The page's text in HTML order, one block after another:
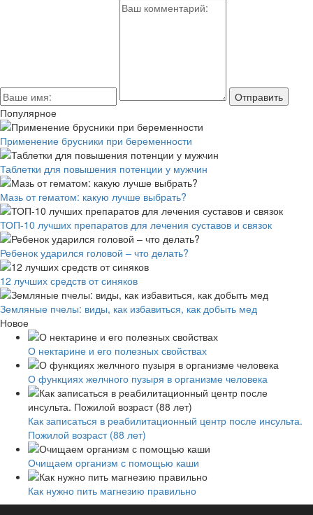
Популярное
Применение брусники при беременности
Таблетки для повышения потенции у мужчин
Мазь от гематом: какую лучше выбрать?
ТОП-10 лучших препаратов для лечения суставов и связок
Ребенок ударился головой – что делать?
12 лучших средств от синяков
Земляные пчелы: виды, как избавиться, как добыть мед
Новое
О нектарине и его полезных свойствах
О функциях желчного пузыря в организме человека
Как записаться в реабилитационный центр после инсульта.
Пожилой возраст (88 лет)
Очищаем организм с помощью каши
Как нужно пить магнезию правильно